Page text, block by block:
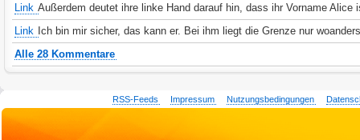
Link Außerdem deutet ihre linke Hand darauf hin, dass ihr Vorname Alice
Link Ich bin mir sicher, das kann er. Bei ihm liegt die Grenze nur
Alle 28 Kommentare
RSS-Feeds Impressum Nutzungsbedingungen